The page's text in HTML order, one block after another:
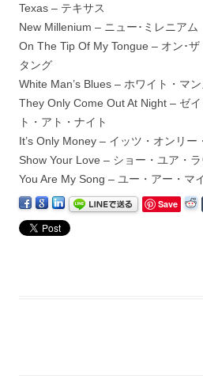
Texas – テキサス
New Millenium – ニュー･ミレニアム
On The Tip Of My Tongue – オン･ザ
タング
White Man’s Blues – ホワイト・マ
They Only Come Out At Night – ゼ
ト・アト・ナイト
It’s Only Money – イッツ・オンリー
Show Your Love – ショー・ユア・
You Are My Song – ユー・アー・マ
Save